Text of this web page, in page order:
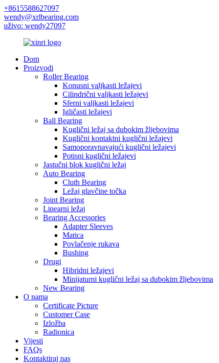
+8615588627097
wendy@xrlbearing.com
uživo: wendy27097
Dom
Proizvodi
Roller Bearing
Konusni valjkasti ležajevi
Cilindrični valjkasti ležajevi
Sferni valjkasti ležajevi
Igličasti ležajevi
Ball Bearing
Kuglični ležaj sa dubokim žljebovima
Kuglični kontaktni kuglični ležajevi
Samoporavnavajući kuglični ležajevi
Potisni kuglični ležajevi
Jastučni blok kuglični ležaj
Auto Bearing
Cluth Bearing
Ležaj glavčine točka
Joint Bearing
Linearni ležaj
Bearing Accessories
Adapter Sleeves
Matica
Povlačenje rukava
Bushing
Drugi
Hibridni ležajevi
Minijaturni kuglični ležaj sa dubokim žljebovima
New Bearing
O nama
Certificate Picture
Customer Case
Izložba
Radionica
Vijesti
FAQs
Kontaktiraj nas